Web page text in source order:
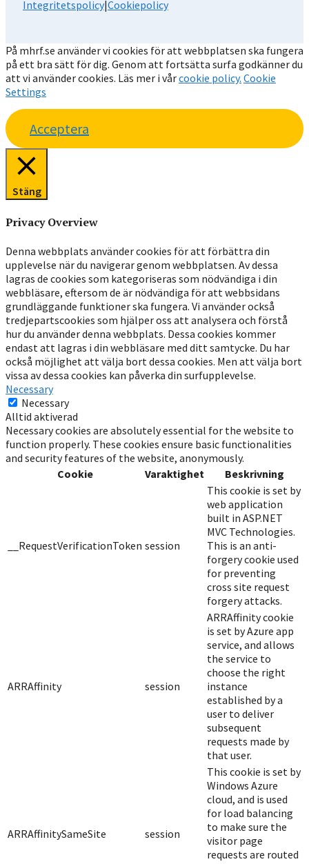
Integritetspolicy|Cookiepolicy
På mhrf.se använder vi cookies för att webbplatsen ska fungera
på ett bra sätt för dig. Genom att fortsätta surfa godkänner du
att vi använder cookies. Läs mer i vårcookie policy. Cookie
Settings
Acceptera
Stäng
Privacy Overview
Denna webbplats använder cookies för att förbättra din
upplevelse när du navigerar genom webbplatsen. Av dessa
lagras de cookies som kategoriseras som nödvändiga i din
webbläsare, eftersom de är nödvändiga för att webbsidans
grundläggande funktioner ska fungera. Vi använder också
tredjepartscookies som hjälper oss att analysera och förstå
hur du använder denna webbplats. Dessa cookies kommer
endast att lagras i din webbläsare med ditt samtycke. Du har
också möjlighet att välja bort dessa cookies. Men att välja bort
vissa av dessa cookies kan påverka din surfupplevelse.
Necessary
Necessary
Alltid aktiverad
Necessary cookies are absolutely essential for the website to
function properly. These cookies ensure basic functionalities
and security features of the website, anonymously.
Cookie
Varaktighet Beskrivning
__RequestVerificationToken session
This cookie is set by
web application
built in ASP.NET
MVC Technologies.
This is an anti-
forgery cookie used
for preventing
cross site request
forgery attacks.
ARRAffinity session
ARRAffinity cookie
is set by Azure app
service, and allows
the service to
choose the right
instance
established by a
user to deliver
subsequent
requests made by
that user.
ARRAffinitySameSite session
This cookie is set by
Windows Azure
cloud, and is used
for load balancing
to make sure the
visitor page
requests are routed